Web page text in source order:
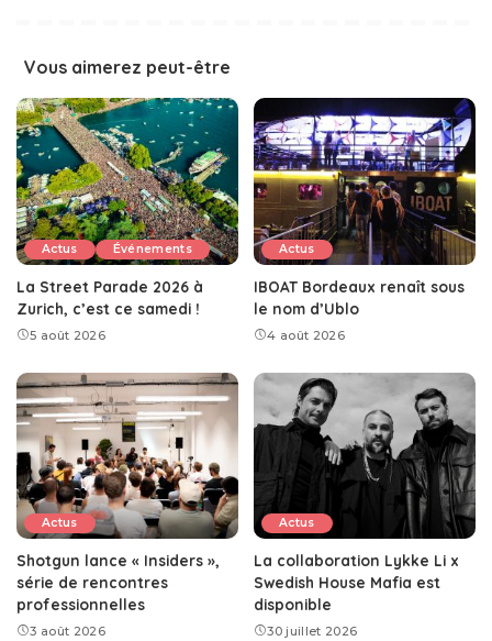
Vous aimerez peut-être
Actus Événements
La Street Parade 2026 à
Zurich, c’est ce samedi !
5 août 2026
Actus
IBOAT Bordeaux renaît sous
le nom d’Ublo
4 août 2026
Actus
Shotgun lance « Insiders »,
série de rencontres
professionnelles
3 août 2026
Actus
La collaboration Lykke Li x
Swedish House Mafia est
disponible
30 juillet 2026